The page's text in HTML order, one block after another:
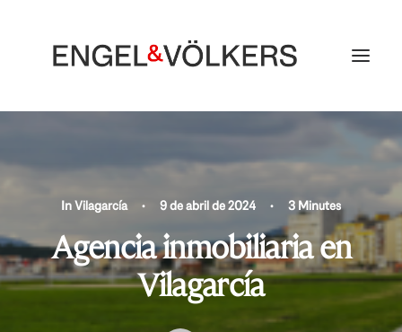
InVilagarcía • 9 de abril de 2024 • 3 Minutes
Agencia inmobiliaria en
Vilagarcía